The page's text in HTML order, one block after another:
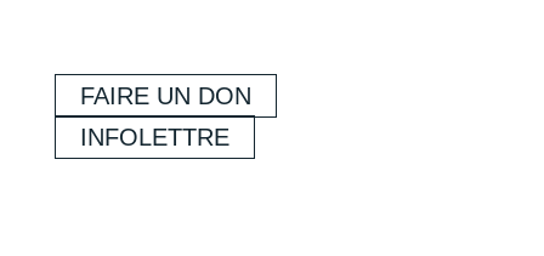
FAIRE UN DON
INFOLETTRE